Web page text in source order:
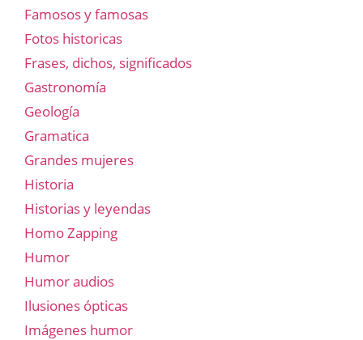
Famosos y famosas
Fotos historicas
Frases, dichos, significados
Gastronomía
Geología
Gramatica
Grandes mujeres
Historia
Historias y leyendas
Homo Zapping
Humor
Humor audios
Ilusiones ópticas
Imágenes humor